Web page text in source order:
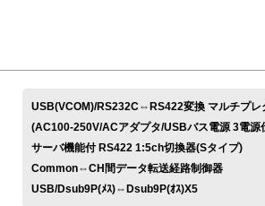
USB(VCOM)/RS232C⇔RS422変換 マルチプレ
(AC100-250V/ACアダプタ/USBバス電源 3電源
サーバ機能付 RS422 1:5ch切換器(Sタイプ)
Common⇔CH間データ転送経路制御器
USB/Dsub9P(ﾒｽ)⇔Dsub9P(ｵｽ)X5